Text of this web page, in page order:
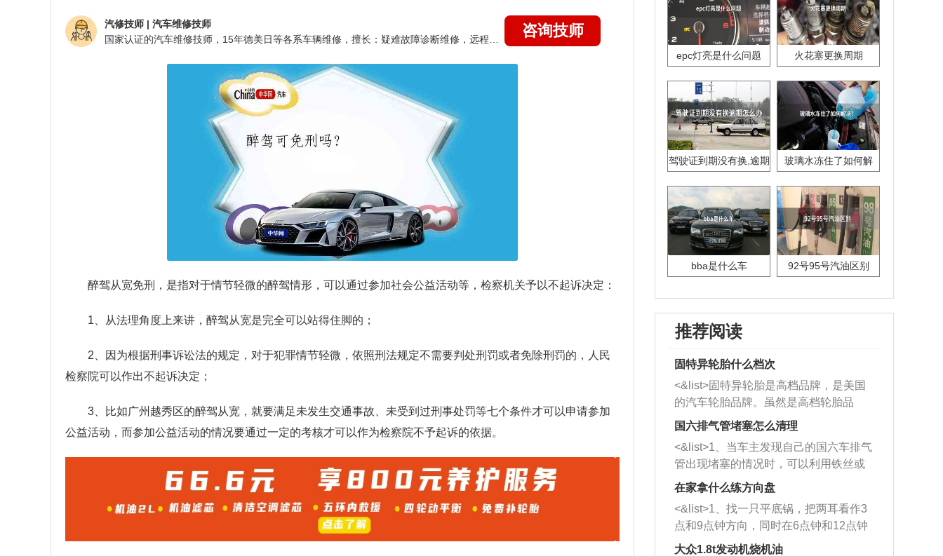
汽修技师 | 汽车维修技师
咨询技师
醉驾从宽免刑，是指对于情节轻微的醉驾情形，可以通过参加社会公益活动等，检察机关予以不起诉决定：
1、从法理角度上来讲，醉驾从宽是完全可以站得住脚的；
2、因为根据刑事诉讼法的规定，对于犯罪情节轻微，依照刑法规定不需要判处刑罚或者免除刑罚的，人民
检察院可以作出不起诉决定；
3、比如广州越秀区的醉驾从宽，就要满足未发生交通事故、未受到过刑事处罚等七个条件才可以申请参加
公益活动，而参加公益活动的情况要通过一定的考核才可以作为检察院不予起诉的依据。
epc灯亮是什么问题 火花塞更换周期
驾驶证到期没有换,逾期
玻璃水冻住了如何解
bba是什么车 92号95号汽油区别
推荐阅读
固特异轮胎什么档次
<&list>固特异轮胎是高档品牌，是美国
的汽车轮胎品牌。虽然是高档轮胎品
牌，但是中高低端的轮胎都有生产，这
也是为了更好的开拓市场。
国六排气管堵塞怎么清理
<&list>1、当车主发现自己的国六车排气
管出现堵塞的情况时，可以利用铁丝或
者是细棍，直接将杂物给取出来，如果
堵塞情况比较严重，也可以采取应急措
施。 <&list>2、直接利用木棍将所有的
杂物推到排气管里面的位置处，然后将
三元催化器拆解开，就可以将堵塞的东
在家拿什么练方向盘
<&list>1、找一只平底锅，把两耳看作3
点和9点钟方向，同时在6点钟和12点钟
方向做一个标记。 <&list>2、双手握住
大众1.8t发动机烧机油